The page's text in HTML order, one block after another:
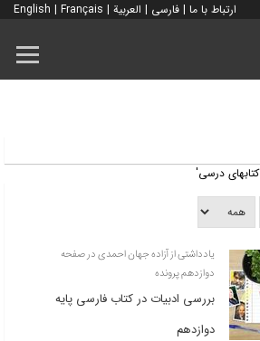
ارتباط با ما | فارسی | العربية |
English | Français
درسی'
یادداشتی از آزاده جهان احمدی در صفحه
دوازدهم پرونده
بررسی ادبیات در کتاب فارسی پایه
دوازدهم